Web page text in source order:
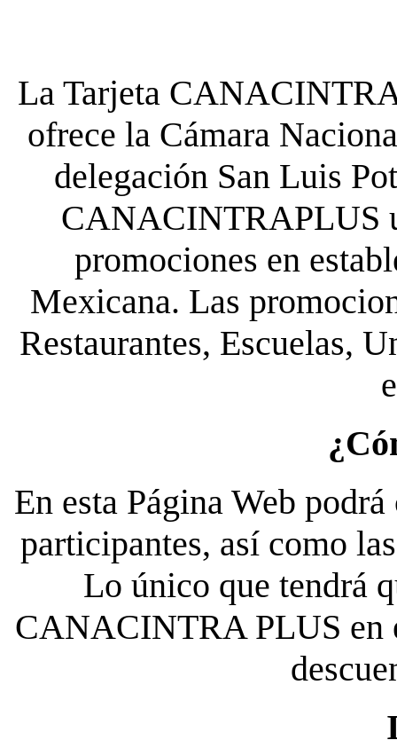
La Tarjeta
ofrece la Cámara
delegación San Luis
CANACINTRAPLUS
promociones en
Mexicana. Las
Restaurantes, Escuelas,
En esta Página Web
participantes, así como
Lo único que tendrá
CANACINTRA PLUS en